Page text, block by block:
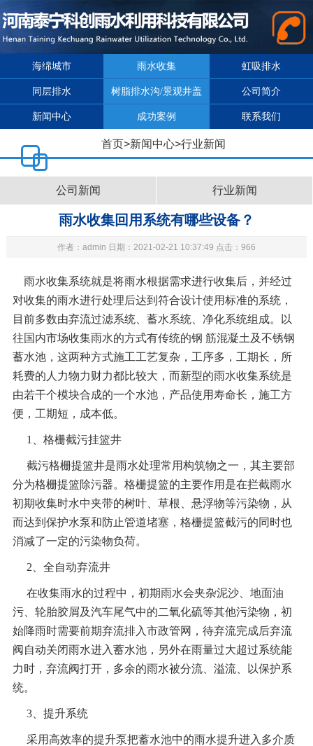
海绵城市 雨水收集 虹吸排水
同层排水 树脂排水沟/景观井盖 公司简介
新闻中心 成功案例 联系我们
首页>新闻中心>行业新闻
公司新闻 行业新闻
雨水收集回用系统有哪些设备？
作者：admin 日期：2021-02-21 10:37:49 点击：966
雨水收集系统就是将雨水根据需求进行收集后，并经过
对收集的雨水进行处理后达到符合设计使用标准的系统，
目前多数由弃流过滤系统、蓄水系统、净化系统组成。以
往国内市场收集雨水的方式有传统的钢 筋混凝土及不锈钢
蓄水池，这两种方式施工工艺复杂，工序多，工期长，所
耗费的人力物力财力都比较大，而新型的雨水收集系统是
由若干个模块合成的一个水池，产品使用寿命长，施工方
便，工期短，成本低。
1 、格栅截污挂篮井
截污格栅提篮井是雨水处理常用构筑物之一，其主要部
分为格栅提篮除污器。格栅提篮的主要作用是在拦截雨水
初期收集时水中夹带的树叶、草根、悬浮物等污染物，从
而达到保护水泵和防止管道堵塞，格栅提篮截污的同时也
消减了一定的污染物负荷。
2 、全自动弃流井
在收集雨水的过程中，初期雨水会夹杂泥沙、地面油
污、轮胎胶屑及汽车尾气中的二氧化硫等其他污染物，初
始降雨时需要前期弃流排入市政管网，待弃流完成后弃流
阀自动关闭雨水进入蓄水池，另外在雨量过大超过系统能
力时，弃流阀打开，多余的雨水被分流、溢流、以保护系
统。
3、提升系统
采用高效率的提升泵把蓄水池中的雨水提升进入多介质